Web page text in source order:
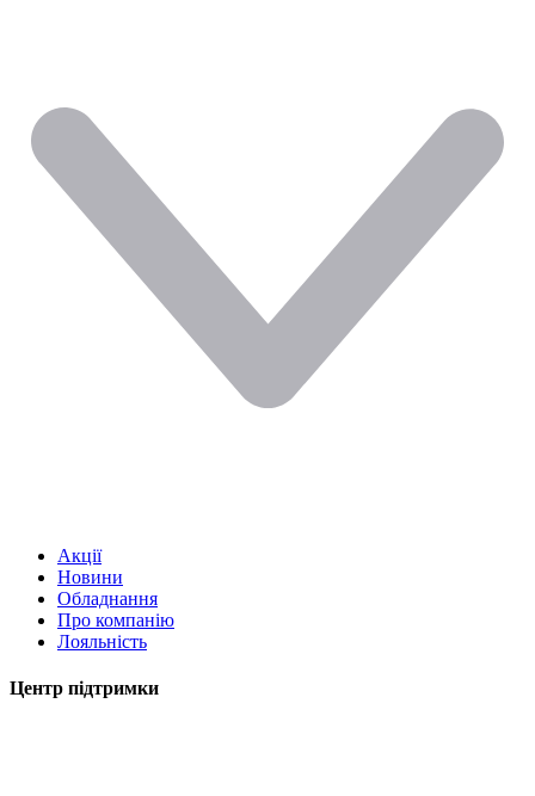
Акції
Новини
Обладнання
Про компанію
Лояльність
Центр підтримки